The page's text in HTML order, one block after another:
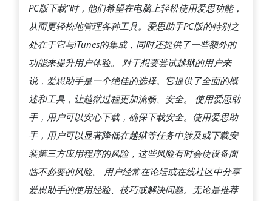
PC版下载”时，他们希望在电脑上轻松使用爱思功能，
从而更轻松地管理各种工具。爱思助手PC版的特别之
处在于它与iTunes的集成，同时还提供了一些额外的
功能来提升用户体验。 对于想要尝试越狱的用户来
说，爱思助手是一个绝佳的选择。它提供了全面的概
述和工具，让越狱过程更加流畅、安全。 使用爱思助
手，用户可以安心下载，确保下载安全。使用爱思助
手，用户可以显著降低在越狱等任务中涉及或下载安
装第三方应用程序的风险，这些风险有时会使设备面
临不必要的风险。 用户经常在论坛或在线社区中分享
爱思助手的使用经验、技巧或解决问题。无论是推荐